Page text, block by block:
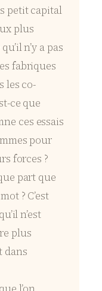
petit capital
plus
n’y a pas
fabriques
les co-
ce que
ces essais
pour
forces ?
part que
? C’est
n’est
plus
dans